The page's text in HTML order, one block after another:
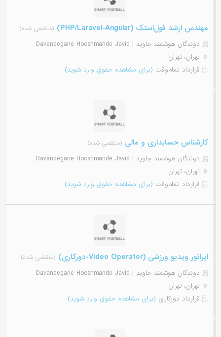
مهندس ارشد فول‌استک (PHP/Laravel-Angular) (منقضی شده)
دوندگان هوشمند جاوید | Davandegane Hooshmande Javid
تهران، تهران
قرارداد تمام‌وقت (برای مشاهده حقوق وارد شوید)
کارشناس حسابداری و مالی (منقضی شده)
دوندگان هوشمند جاوید | Davandegane Hooshmande Javid
تهران، تهران
قرارداد تمام‌وقت (برای مشاهده حقوق وارد شوید)
اپراتور ویدیو ورزشی (Video Operator-دورکاری) (منقضی شده)
دوندگان هوشمند جاوید | Davandegane Hooshmande Javid
تهران، تهران
قرارداد دورکاری (برای مشاهده حقوق وارد شوید)